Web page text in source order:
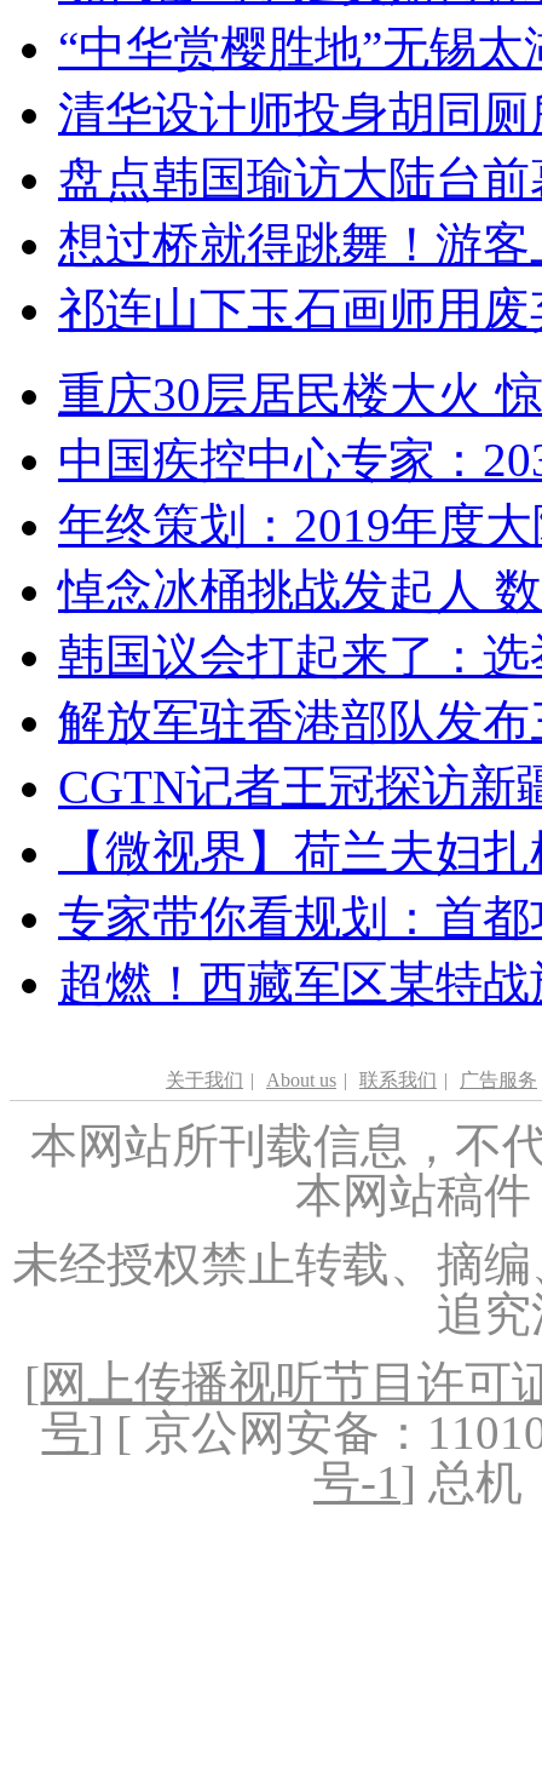
“中华赏樱胜地”无锡
清华设计师投身胡同
盘点韩国瑜访大陆台
想过桥就得跳舞！游客
祁连山下玉石画师用
重庆30层居民楼大火
中国疾控中心专家：
年终策划：2019年度
悼念冰桶挑战发起人
韩国议会打起来了：
解放军驻香港部队发
CGTN记者王冠探访新
【微视界】荷兰夫妇
专家带你看规划：首
超燃！西藏军区某特
关于我们 | About us | 联系我们 | 广告服务
本网站所刊载信息，不
本网站稿
未经授权禁止转载、摘
追
[网上传播视听节目许可
号] [ 京公网安备：
号-1] 总机